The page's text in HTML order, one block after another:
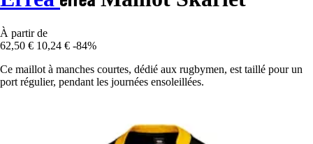
À partir de
62,50 € 10,24 € -84%
Ce maillot à manches courtes, dédié aux rugbymen, est taillé pour un
port régulier, pendant les journées ensoleillées.